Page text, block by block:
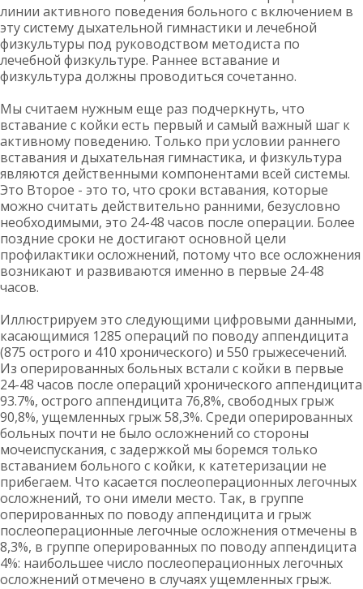
линии активного поведения больного с включением в
эту систему дыхательной гимнастики и лечебной
физкультуры под руководством методиста по
лечебной физкультуре. Раннее вставание и
физкультура должны проводиться сочетанно.
Мы считаем нужным еще раз подчеркнуть, что
вставание с койки есть первый и самый важный шаг к
активному поведению. Только при условии раннего
вставания и дыхательная гимнастика, и физкультура
являются действенными компонентами всей системы.
Это Второе - это то, что сроки вставания, которые
можно считать действительно ранними, безусловно
необходимыми, это 24-48 часов после операции. Более
поздние сроки не достигают основной цели
профилактики осложнений, потому что все осложнения
возникают и развиваются именно в первые 24-48
часов.
Иллюстрируем это следующими цифровыми данными,
касающимися 1285 операций по поводу аппендицита
(875 острого и 410 хронического) и 550 грыжесечений.
Из оперированных больных встали с койки в первые
24-48 часов после операций хронического аппендицита
93.7%, острого аппендицита 76,8%, свободных грыж
90,8%, ущемленных грыж 58,3%. Среди оперированных
больных почти не было осложнений со стороны
мочеиспускания, с задержкой мы боремся только
вставанием больного с койки, к катетеризации не
прибегаем. Что касается послеоперационных легочных
осложнений, то они имели место. Так, в группе
оперированных по поводу аппендицита и грыж
послеоперационные легочные осложнения отмечены в
8,3%, в группе оперированных по поводу аппендицита
4%: наибольшее число послеоперационных легочных
осложнений отмечено в случаях ущемленных грыж.